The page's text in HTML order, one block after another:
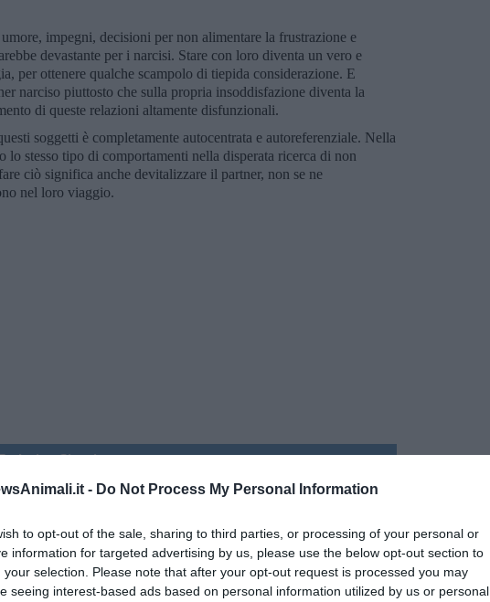
- Do Not Process My Personal Information
to opt-out of the sale, sharing to third parties, or processing of your personal or
information for targeted advertising by us, please use the below opt-out section to
your selection. Please note that after your opt-out request is processed you may
seeing interest-based ads based on personal information utilized by us or personal
impegni, decisioni per non alimentare la frustrazione e
devastante per i narcisi. Stare con loro diventa un vero e
per ottenere qualche scampolo di tiepida considerazione. E
narciso piuttosto che sulla propria insoddisfazione diventa la
di queste relazioni altamente disfunzionali.
soggetti è completamente autocentrata e autoreferenziale. Nella
lo stesso tipo di comportamenti nella disperata ricerca di non
ciò significa anche devitalizzare il partner, non se ne
nel loro viaggio.
Giusti
QB (quanto basta)
sull’umore